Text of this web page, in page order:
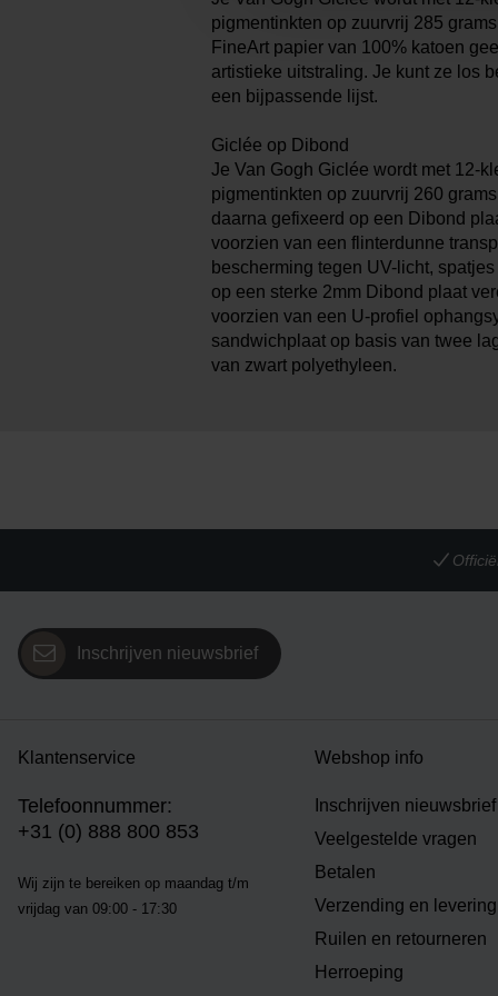
pigmentinkten op zuurvrij 285
FineArt papier van 100% katoen
artistieke uitstraling. Je kunt ze los
een bijpassende lijst.
Giclée op Dibond
Je Van Gogh Giclée wordt met 12-
pigmentinkten op zuurvrij 260
daarna gefixeerd op een Dibond
voorzien van een flinterdunne
bescherming tegen UV-licht,
op een sterke 2mm Dibond plaat
voorzien van een U-profiel
sandwichplaat op basis van twee
van zwart polyethyleen.
Inschrijven nieuwsbrief
Klantenservice
Telefoonnummer:
+31 (0) 888 800 853
Wij zijn te bereiken op maandag t/m
vrijdag van 09:00 - 17:30
Webshop info
Inschrijven nieuwsbrief
Veelgestelde vragen
Betalen
Verzending en levering
Ruilen en retourneren
Herroeping